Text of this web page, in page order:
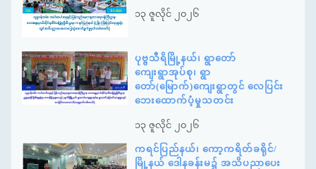
၁၃ ဇူလိုင် ၂၀၂၆
ပုဗ္ဗသီရိမြို့နယ်၊ ရွာတော်
ကျေးရွာအုပ်စု၊ ရွာ
တော်(မြောက်)ကျေးရွာတွင် လေပြင်း
ဘေးထောက်ပံ့မှုသတင်း
၁၃ ဇူလိုင် ၂၀၂၆
ကရင်ပြည်နယ်၊ ကော့ကရိတ်ခရိုင်/
မြို့နယ် ဒေါနခန်းမ၌ အသိပညာပေး